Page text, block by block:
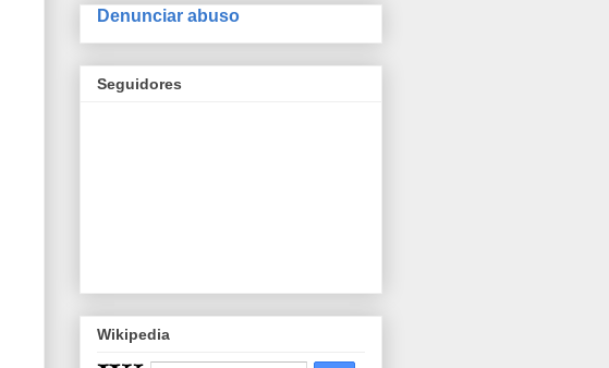
Denunciar abuso
Seguidores
Wikipedia